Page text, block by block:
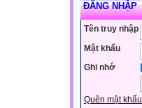
ĐĂNG NHẬP
Tên truy nhập
Mật khẩu
Ghi nhớ
Quên mật khẩu